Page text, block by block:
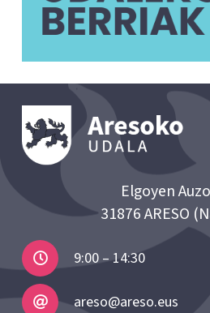
Elgoyen
31876 ARESO
9:00 – 14:30
areso@areso.eus